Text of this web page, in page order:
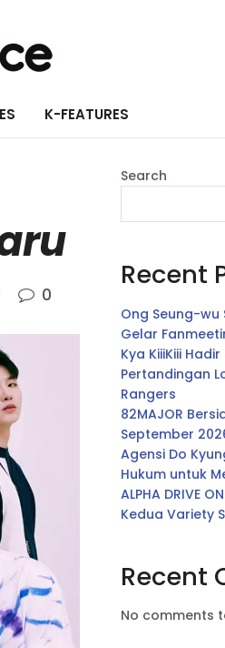
K-FEATURES
0
Search
Recent
Ong Seung-
Gelar
Kya KiiiKiii
Pertandingan
Rangers
82MAJOR
September
Agensi Do
Hukum untuk
ALPHA DRIVE
Kedua Variety
Recent
No comments